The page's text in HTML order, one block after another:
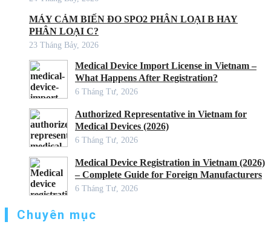
MÁY CẢM BIẾN ĐO SPO2 PHÂN LOẠI B HAY
PHÂN LOẠI C?
23 Tháng Bảy, 2026
Medical Device Import License in Vietnam –
What Happens After Registration?
6 Tháng Tư, 2026
Authorized Representative in Vietnam for
Medical Devices (2026)
6 Tháng Tư, 2026
Medical Device Registration in Vietnam (2026)
– Complete Guide for Foreign Manufacturers
6 Tháng Tư, 2026
Chuyên mục